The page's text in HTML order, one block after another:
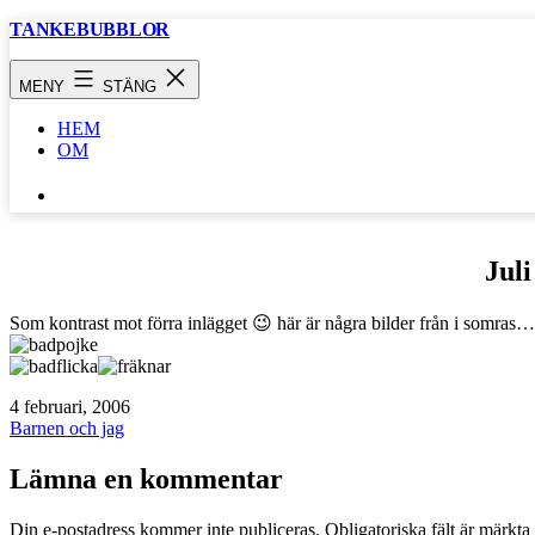
Hoppa
TANKEBUBBLOR
MENY STÄNG
HEM
OM
…
Juli
Som kontrast mot förra inlägget 😉 här är några bilder från i somras…
Publicerat
den
4 februari, 2006
Kategoriserat
Barnen och jag
Lämna en kommentar
Din e-postadress kommer inte publiceras. Obligatoriska fält är märkta